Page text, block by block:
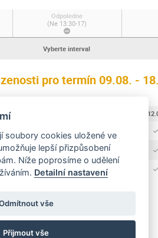
Odpoledne
(Ne 13:30-17)
Vyberte interval
pro termín 09.08. -
09.08.
soubory cookies uložené ve
lepší přizpůsobení
Níže poprosíme o udělení
Detailní nastavení
vše
Přijmout vše